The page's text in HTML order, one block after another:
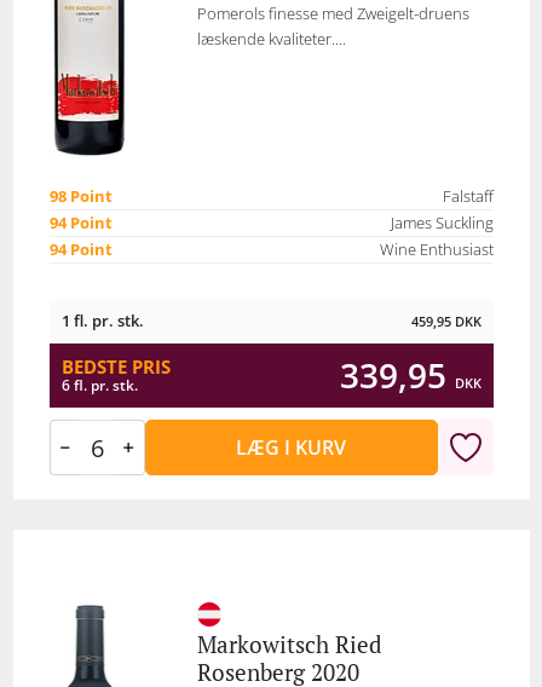
Pomerols finesse med Zweigelt-druens
læskende kvaliteter....
98 Point
Falstaff
94 Point
James Suckling
94 Point
Wine Enthusiast
1 fl. pr. stk. 459,95 DKK
BEDSTE PRIS
6 fl. pr. stk. 339,95 DKK
LÆG I KURV
Markowitsch Ried
Rosenberg 2020